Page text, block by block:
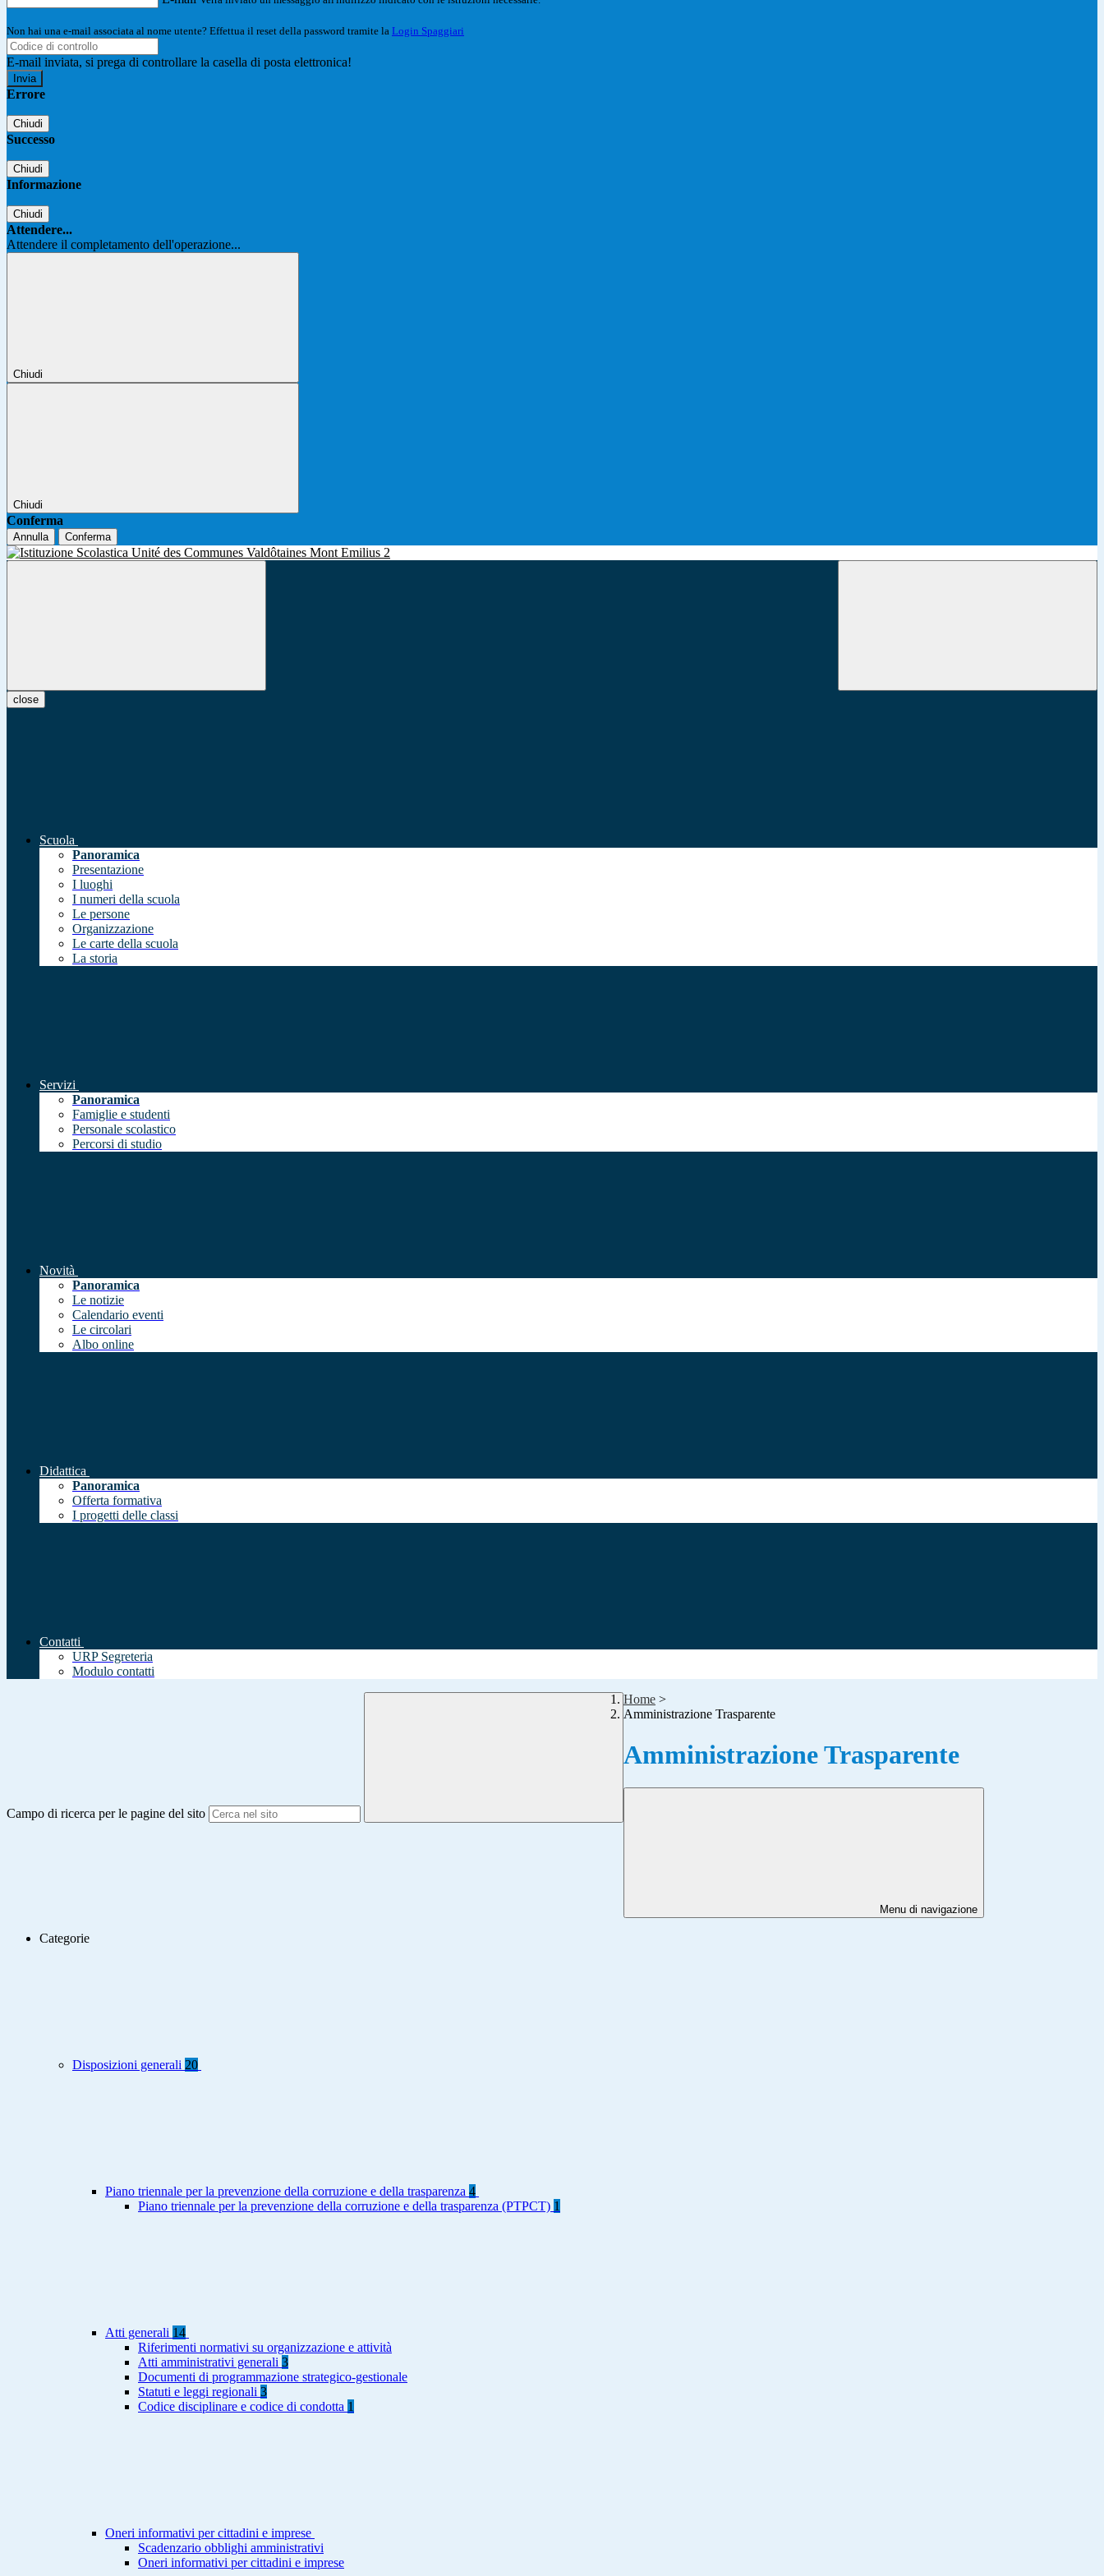
Non hai una e-mail associata al nome utente? Effettua il reset della password tramite la Login Spaggiari
E-mail inviata, si prega di controllare la casella di posta elettronica!
Errore
Chiudi
Successo
Chiudi
Informazione
Chiudi
Attendere...
Attendere il completamento dell'operazione...
Chiudi
Chiudi
Conferma
Annulla Conferma
close
Scuola
Panoramica
Presentazione
I luoghi
I numeri della scuola
Le persone
Organizzazione
Le carte della scuola
La storia
Servizi
Panoramica
Famiglie e studenti
Personale scolastico
Percorsi di studio
Novità
Panoramica
Le notizie
Calendario eventi
Le circolari
Albo online
Didattica
Panoramica
Offerta formativa
I progetti delle classi
Contatti
URP Segreteria
Modulo contatti
Campo di ricerca per le pagine del sito
Home >
Amministrazione Trasparente
Amministrazione Trasparente
Menu di navigazione
Categorie
Disposizioni generali 20
Piano triennale per la prevenzione della corruzione e della trasparenza 4
Piano triennale per la prevenzione della corruzione e della trasparenza (PTPCT) 1
Atti generali 14
Riferimenti normativi su organizzazione e attività
Atti amministrativi generali 3
Documenti di programmazione strategico-gestionale
Statuti e leggi regionali 3
Codice disciplinare e codice di condotta 1
Oneri informativi per cittadini e imprese
Scadenzario obblighi amministrativi
Oneri informativi per cittadini e imprese